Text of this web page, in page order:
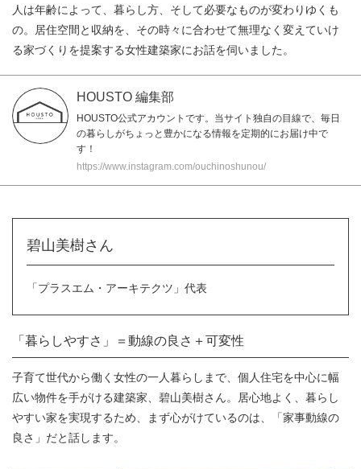
人は年齢によって、暮らし方、そして必要なものが変わりゆくも
の。居住空間と収納を、その時々に合わせて無理なく変えていけ
る家づくりを提案する女性建築家にお話を伺いました。
HOUSTO 編集部
HOUSTO公式アカウントです。当サイト独自の目線で、毎日
の暮らしがちょっと豊かになる情報を定期的にお届け中で
す！
https://www.instagram.com/ouchinoshunou/
碧山美樹さん
「プラスエム・アーキテクツ」代表
「暮らしやすさ」＝動線の良さ＋可変性
子育て世代から働く女性の一人暮らしまで、個人住宅を中心に幅
広い物件を手がける建築家、碧山美樹さん。居心地よく、暮らし
やすい家を実現するため、まず心がけているのは、「家事動線の
良さ」だと話します。